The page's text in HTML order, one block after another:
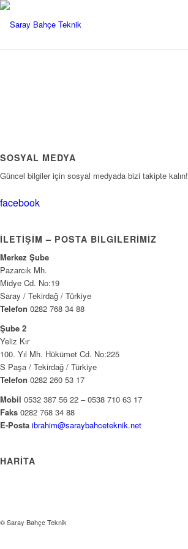
SOSYAL MEDYA
Güncel bilgiler için sosyal medyada bizi takipte kalın!
facebook
İLETIŞIM – POSTA BILGILERIMIZ
Merkez Şube
Pazarcık Mh.
Midye Cd. No:19
Saray / Tekirdağ / Türkiye
Telefon 0282 768 34 88
Şube 2
Yeliz Kır
100. Yıl Mh. Hükümet Cd. No:225
S Paşa / Tekirdağ / Türkiye
Telefon 0282 260 53 17
Mobil 0532 387 56 22 – 0538 710 63 17
Faks 0282 768 34 88
E-Posta ibrahim@saraybahceteknik.net
HARITA
© Saray Bahçe Teknik